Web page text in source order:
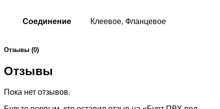
Соединение Клеевое, Фланцевое
Отзывы (0)
Отзывы
Пока нет отзывов.